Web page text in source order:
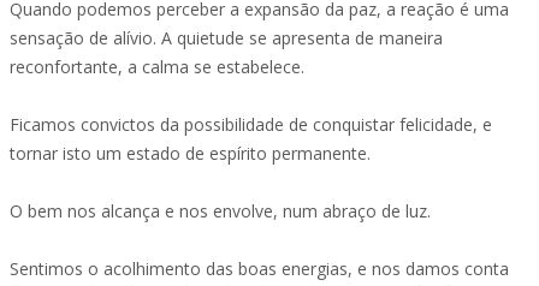
Quando podemos perceber a expansão da paz, a reação é uma
sensação de alívio. A quietude se apresenta de maneira
reconfortante, a calma se estabelece.
Ficamos convictos da possibilidade de conquistar felicidade, e
tornar isto um estado de espírito permanente.
O bem nos alcança e nos envolve, num abraço de luz.
Sentimos o acolhimento das boas energias, e nos damos conta